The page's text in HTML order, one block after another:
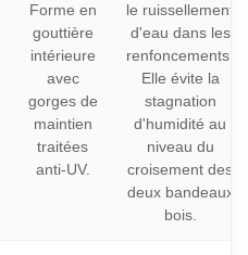
Forme en
gouttière
intérieure
avec
gorges de
maintien
traitées
anti-UV.
le ruissellement
d'eau dans les
renfoncements.
Elle évite la
stagnation
d'humidité au
niveau du
croisement des
deux bandeaux
bois.